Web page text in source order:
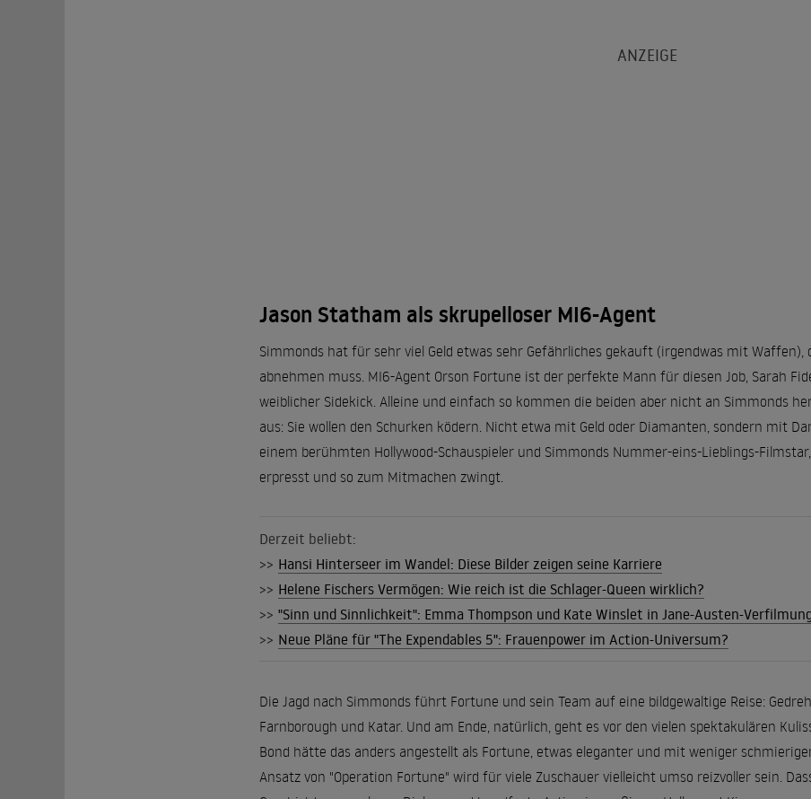
Jason Statham als skrupelloser MI6-Agent
Simmonds hat für sehr viel Geld etwas sehr Gefährliches gekauft (irgendwas mit
abnehmen muss. MI6-Agent Orson Fortune ist der perfekte Mann für diesen Job, Sarah
weiblicher Sidekick. Alleine und einfach so kommen die beiden aber nicht an Simmonds
aus: Sie wollen den Schurken ködern. Nicht etwa mit Geld oder Diamanten, sondern mit
einem berühmten Hollywood-Schauspieler und Simmonds Nummer-eins-Lieblings-
erpresst und so zum Mitmachen zwingt.
Derzeit beliebt:
>> Hansi Hinterseer im Wandel: Diese Bilder zeigen seine Karriere
>> Helene Fischers Vermögen: Wie reich ist die Schlager-Queen wirklich?
>> "Sinn und Sinnlichkeit": Emma Thompson und Kate Winslet in Jane-Austen-
>> Neue Pläne für "The Expendables 5": Frauenpower im Action-Universum?
Die Jagd nach Simmonds führt Fortune und sein Team auf eine bildgewaltige Reise:
Farnborough und Katar. Und am Ende, natürlich, geht es vor den vielen spektakulären
Bond hätte das anders angestellt als Fortune, etwas eleganter und mit weniger
Ansatz von "Operation Fortune" wird für viele Zuschauer vielleicht umso reizvoller sein.